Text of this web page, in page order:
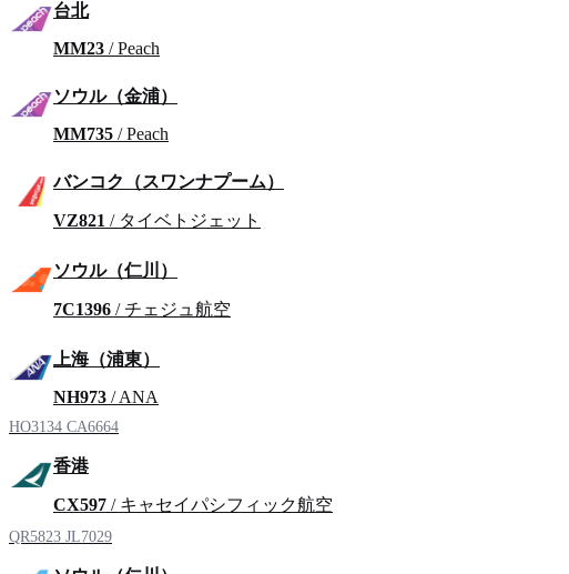
台北
MM23 / Peach
ソウル（金浦）
MM735 / Peach
バンコク（スワンナプーム）
VZ821 / タイベトジェット
ソウル（仁川）
7C1396 / チェジュ航空
上海（浦東）
NH973 / ANA
HO3134 CA6664
香港
CX597 / キャセイパシフィック航空
QR5823 JL7029